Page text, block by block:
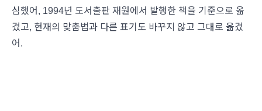
심했어, 1994년 도서출판 재원에서 발행한 책을 기준으로 옮
겼고, 현재의 맞춤법과 다른 표기도 바꾸지 않고 그대로 옮겼
어.